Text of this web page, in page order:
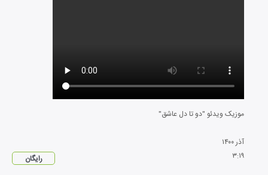
موزیک ویدئو "دو تا دل عاشق"
آذر۱۴۰۰
۳:۱۹ رایگان